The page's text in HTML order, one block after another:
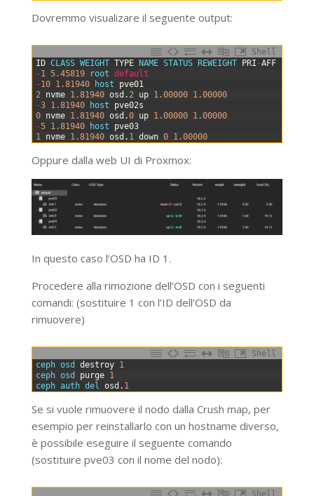
Dovremmo visualizare il seguente output:
Shell
ID CLASS WEIGHT TYPE NAME STATUS REWEIGHT PRI -AFF
-1 5.45819 root default
-10 1.81940 host pve01
2
nvme 1.81940 osd . 2 up 1.00000 1.00000
-3 1.81940 host pve02s
0 nvme 1.81940 osd .0 up 1.00000 1.00000
-5 1.81940 host pve03
1
nvme 1.81940 osd . 1 down 0 1.00000
Oppure dalla web UI di Proxmox:
In questo caso l’OSD ha ID 1.
Procedere alla rimozione dell’OSD con i seguenti
comandi: (sostituire 1 con l’ID dell’OSD da
rimuovere)
Shell
ceph osd destroy 1
ceph osd purge 1
ceph auth del osd . 1
Se si vuole rimuovere il nodo dalla Crush map, per
esempio per reinstallarlo con un hostname diverso,
è possibile eseguire il seguente comando
(sostituire pve03 con il nome del nodo):
Shell